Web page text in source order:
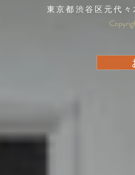
東京都渋谷区元代